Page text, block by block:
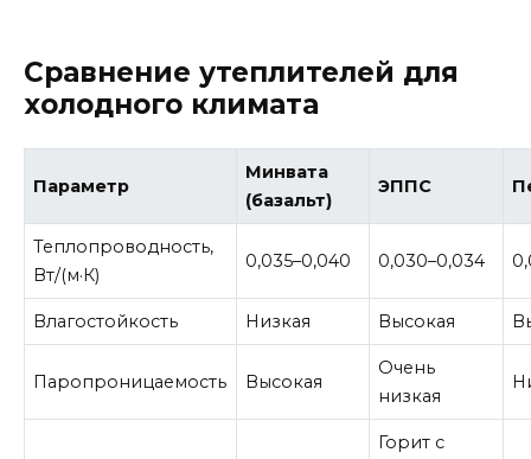
Сравнение утеплителей для
холодного климата
Параметр
Минвата
(базальт)
ЭППС
Теплопроводность,
Вт/(м·К)
0,035–0,040 0,030–0,034
Влагостойкость Низкая Высокая
Паропроницаемость Высокая
Очень
низкая
Горит с